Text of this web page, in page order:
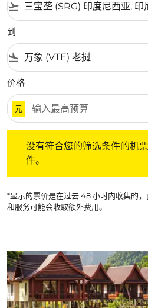
flight_takeoff
到
flight_land
价格
元
没有符合您的筛选条件的机
件。
*显示的票价是在过去 48 小时内收集的
和服务可能会收取额外费用。